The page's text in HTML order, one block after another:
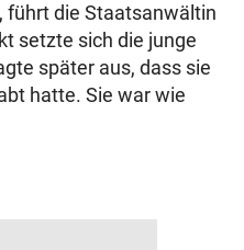
führt die Staatsanwältin
setzte sich die junge
später aus, dass sie
hatte. Sie war wie